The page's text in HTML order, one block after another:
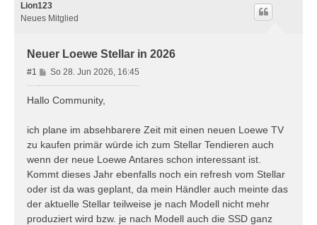
Lion123
Neues Mitglied
Neuer Loewe Stellar in 2026
#1
B
e
a
g
So 28. Jun 2026, 16:45
Hallo Community,
ich plane im absehbarere Zeit mit einen neuen Loewe TV
zu kaufen primär würde ich zum Stellar Tendieren auch
wenn der neue Loewe Antares schon interessant ist.
Kommt dieses Jahr ebenfalls noch ein refresh vom Stellar
oder ist da was geplant, da mein Händler auch meinte das
der aktuelle Stellar teilweise je nach Modell nicht mehr
produziert wird bzw. je nach Modell auch die SSD ganz